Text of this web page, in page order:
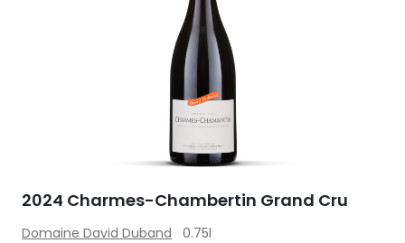
2024 Charmes-Chambertin Grand Cru
Domaine David Duband
0.75l